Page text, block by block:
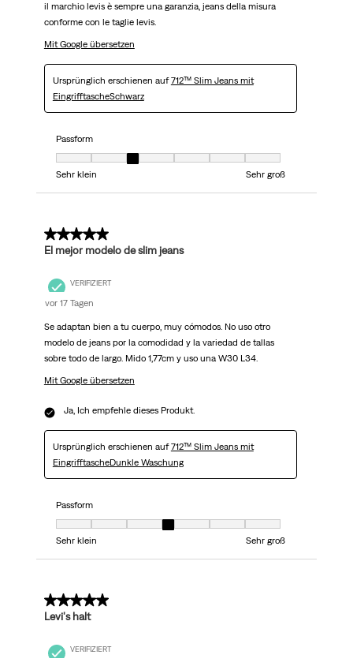
il marchio levis è sempre una garanzia, jeans della misura
conforme con le taglie levis.
Mit Google übersetzen
Ursprünglich erschienen auf712™ Slim Jeans mit
EingrifftascheSchwarz
Passform
Passform, 3 von 7, wo 1 gleich Sehr klein ist und 7 gleich Sehr groß ist
Sehr klein
Sehr groß
5 von 5 Sternen.
El mejor modelo de slim jeans
VERIFIZIERT
vor 17 Tagen
Se adaptan bien a tu cuerpo, muy cómodos. No uso otro
modelo de jeans por la comodidad y la variedad de tallas
sobre todo de largo. Mido 1,77cm y uso una W30 L34.
Mit Google übersetzen
Ja, Ich empfehle dieses Produkt.
Ursprünglich erschienen auf712™ Slim Jeans mit
EingrifftascheDunkle Waschung
Passform
Passform, 4 von 7, wo 1 gleich Sehr klein ist und 7 gleich Sehr groß ist
Sehr klein
Sehr groß
5 von 5 Sternen.
Levi's halt
VERIFIZIERT